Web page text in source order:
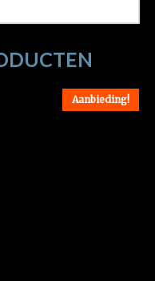
Aanbieding!